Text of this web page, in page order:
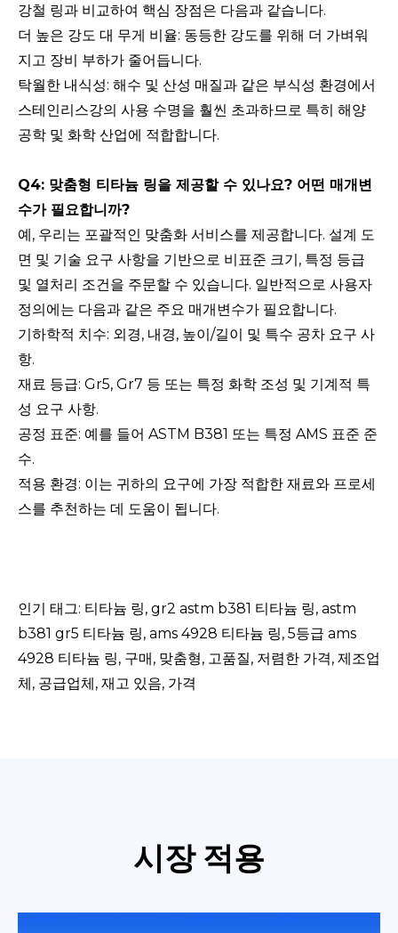
강철 링과 비교하여 핵심 장점은 다음과 같습니다.
더 높은 강도 대 무게 비율: 동등한 강도를 위해 더 가벼워
지고 장비 부하가 줄어듭니다.
탁월한 내식성: 해수 및 산성 매질과 같은 부식성 환경에서
스테인리스강의 사용 수명을 훨씬 초과하므로 특히 해양
공학 및 화학 산업에 적합합니다.
Q4: 맞춤형 티타늄 링을 제공할 수 있나요? 어떤 매개변
수가 필요합니까?
예, 우리는 포괄적인 맞춤화 서비스를 제공합니다. 설계 도
면 및 기술 요구 사항을 기반으로 비표준 크기, 특정 등급
및 열처리 조건을 주문할 수 있습니다. 일반적으로 사용자
정의에는 다음과 같은 주요 매개변수가 필요합니다.
기하학적 치수: 외경, 내경, 높이/길이 및 특수 공차 요구 사
항.
재료 등급: Gr5, Gr7 등 또는 특정 화학 조성 및 기계적 특
성 요구 사항.
공정 표준: 예를 들어 ASTM B381 또는 특정 AMS 표준 준
수.
적용 환경: 이는 귀하의 요구에 가장 적합한 재료와 프로세
스를 추천하는 데 도움이 됩니다.
인기 태그: 티타늄 링, gr2 astm b381 티타늄 링, astm
b381 gr5 티타늄 링, ams 4928 티타늄 링, 5등급 ams
4928 티타늄 링, 구매, 맞춤형, 고품질, 저렴한 가격, 제조업
체, 공급업체, 재고 있음, 가격
시장 적용